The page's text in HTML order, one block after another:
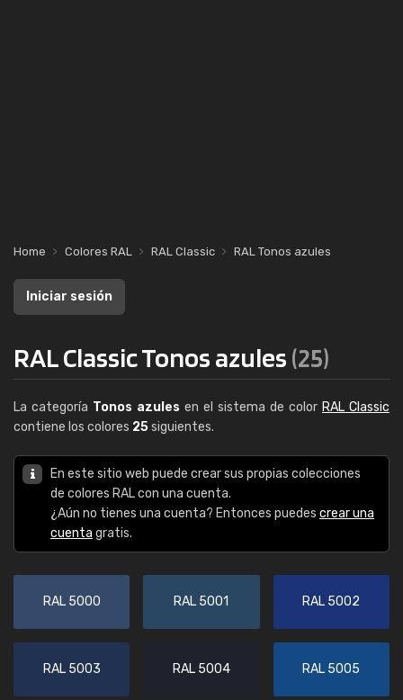
Home Colores RAL RAL Classic RAL Tonos azules
Iniciar sesión
RAL Classic Tonos azules(25)
La categoría Tonos azules en el sistema de color RAL Classic
contiene los colores 25siguientes.
En este sitio web puede crear sus propias colecciones
de colores RAL con una cuenta.
¿Aún no tienes una cuenta? Entonces puedes crear una
cuenta gratis.
RAL 5000 RAL 5001 RAL 5002
RAL 5003 RAL 5004 RAL 5005